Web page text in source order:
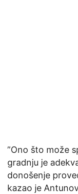
”Ono što može
gradnju je
donošenje
kazao je